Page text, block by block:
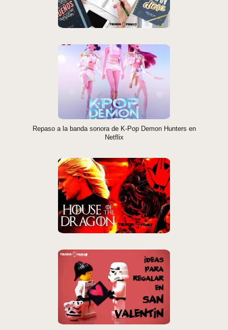
Repaso a la banda sonora de K-Pop Demon Hunters en
Netflix